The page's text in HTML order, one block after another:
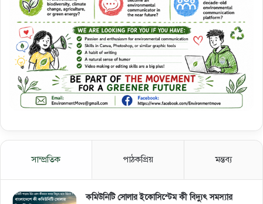
সাম্প্রতিক পাঠকপ্রিয় মন্তব্য
কমিউনিটি সোলার ইকোসিস্টেম কী বিদ্যুৎ সমস্যার